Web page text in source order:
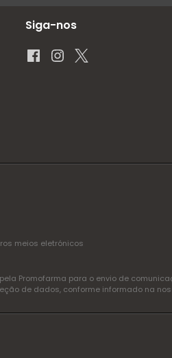
Siga-nos
meios eletrónicos
Promofarma para o envio de
de dados, conforme informado na